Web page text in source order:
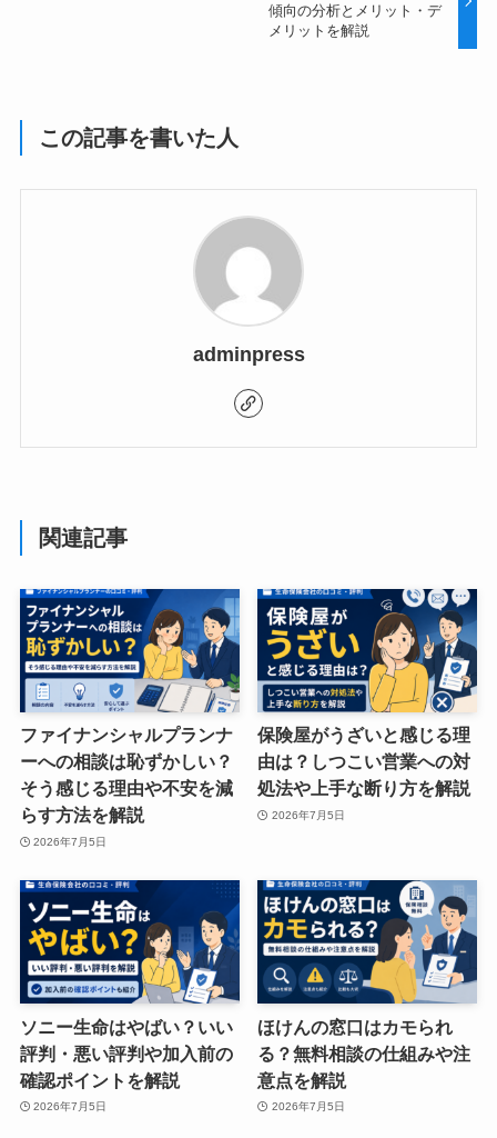
傾向の分析とメリット・デ
メリットを解説
この記事を書いた人
adminpress
関連記事
ファイナンシャルプランナ
ーへの相談は恥ずかしい？
そう感じる理由や不安を減
らす方法を解説
2026年7月5日
保険屋がうざいと感じる理
由は？しつこい営業への対
処法や上手な断り方を解説
2026年7月5日
ソニー生命はやばい？いい
評判・悪い評判や加入前の
確認ポイントを解説
2026年7月5日
ほけんの窓口はカモられ
る？無料相談の仕組みや注
意点を解説
2026年7月5日